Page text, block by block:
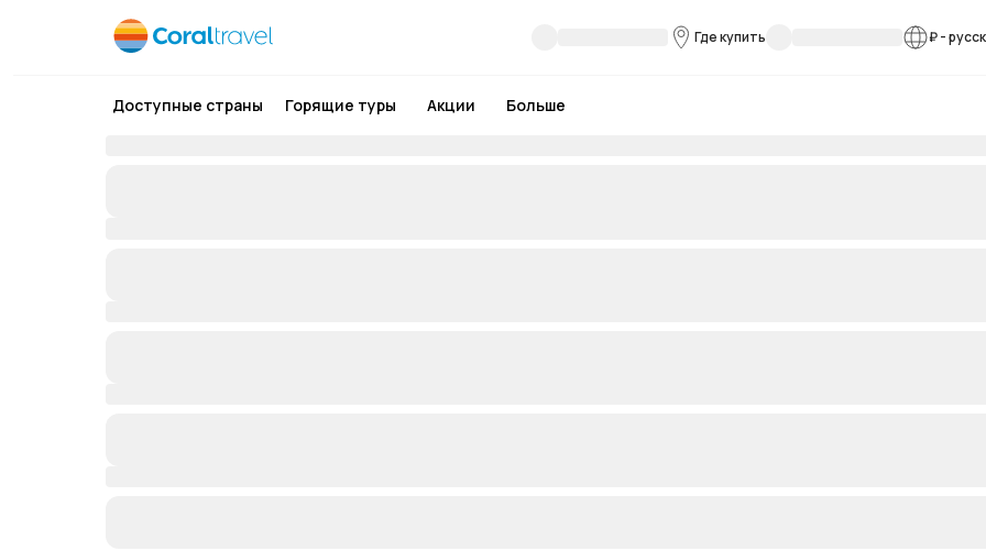
Где купить ₽-
Доступные страны Горящие туры Акции Больше